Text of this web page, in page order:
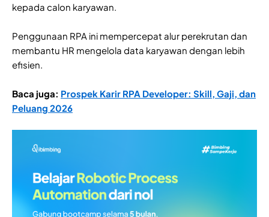
kepada calon karyawan.
Penggunaan RPA ini mempercepat alur perekrutan dan
membantu HR mengelola data karyawan dengan lebih
efisien.
Baca juga: Prospek Karir RPA Developer: Skill, Gaji, dan
Peluang 2026